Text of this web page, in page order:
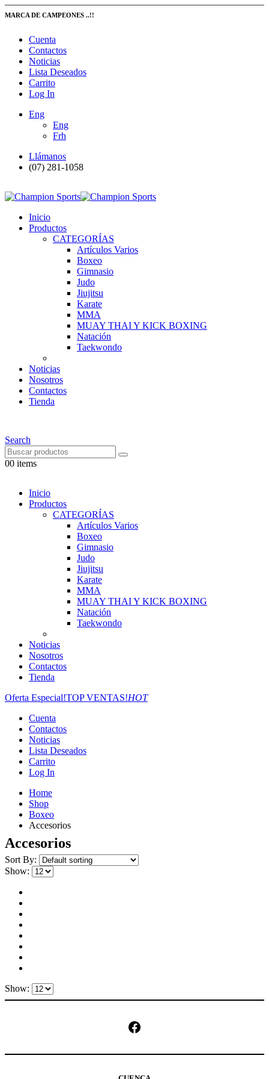
MARCA DE CAMPEONES ..!!
Cuenta
Contactos
Noticias
Lista Deseados
Carrito
Log In
Eng
Eng
Frh
Llámanos
(07) 281-1058
Inicio
Productos
CATEGORÍAS
Artículos Varios
Boxeo
Gimnasio
Judo
Jiujitsu
Karate
MMA
MUAY THAI Y KICK BOXING
Natación
Taekwondo
Noticias
Nosotros
Contactos
Tienda
Search
00 items
Inicio
Productos
CATEGORÍAS
Artículos Varios
Boxeo
Gimnasio
Judo
Jiujitsu
Karate
MMA
MUAY THAI Y KICK BOXING
Natación
Taekwondo
Noticias
Nosotros
Contactos
Tienda
Oferta Especial!TOP VENTAS!HOT
Cuenta
Contactos
Noticias
Lista Deseados
Carrito
Log In
Home
Shop
Boxeo
Accesorios
Accesorios
Sort By:
Show:
Show:
Facebook